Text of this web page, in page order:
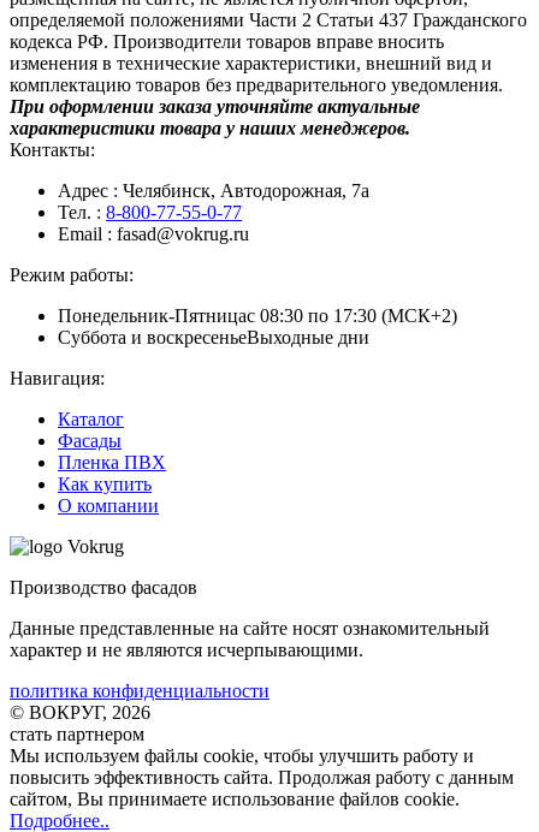
определяемой положениями Части 2 Статьи 437 Гражданского
кодекса РФ. Производители товаров вправе вносить
изменения в технические характеристики, внешний вид и
комплектацию товаров без предварительного уведомления.
При оформлении заказа уточняйте актуальные
характеристики товара у наших менеджеров.
Контакты:
Адрес : Челябинск, Автодорожная, 7а
Тел. : 8-800-77-55-0-77
Email : fasad@vokrug.ru
Режим работы:
Понедельник-Пятницас 08:30 по 17:30 (МСК+2)
Суббота и воскресеньеВыходные дни
Навигация:
Каталог
Фасады
Пленка ПВХ
Как купить
О компании
Производство фасадов
Данные представленные на сайте носят ознакомительный
характер и не являются исчерпывающими.
политика конфиденциальности
© ВОКРУГ, 2026
стать партнером
Мы используем файлы cookie, чтобы улучшить работу и
повысить эффективность сайта. Продолжая работу с данным
сайтом, Вы принимаете использование файлов cookie.
Подробнее..